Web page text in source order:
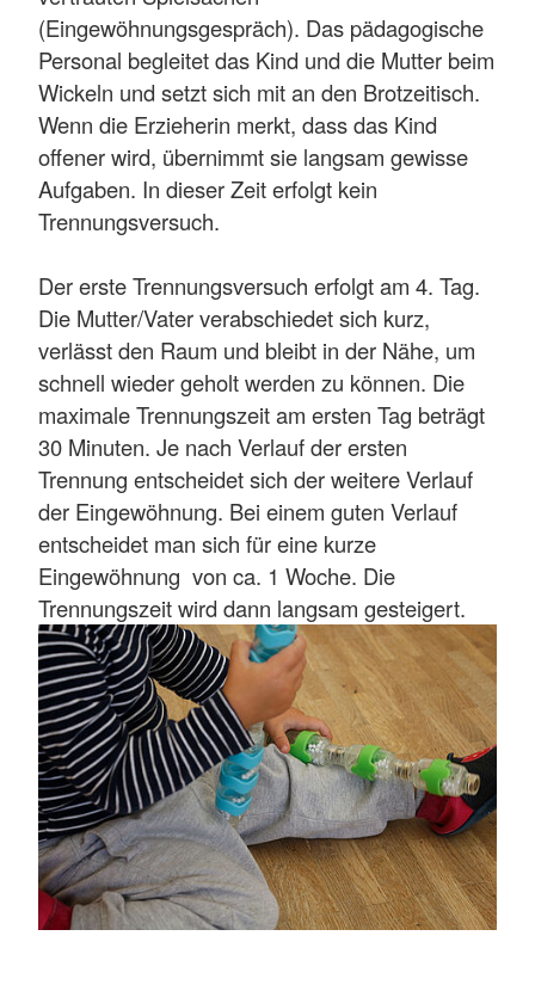
(Eingewöhnungsgespräch). Das pädagogische
Personal begleitet das Kind und die Mutter beim
Wickeln und setzt sich mit an den Brotzeitisch.
Wenn die Erzieherin merkt, dass das Kind
offener wird, übernimmt sie langsam gewisse
Aufgaben. In dieser Zeit erfolgt kein
Trennungsversuch.
Der erste Trennungsversuch erfolgt am 4. Tag.
Die Mutter/Vater verabschiedet sich kurz,
verlässt den Raum und bleibt in der Nähe, um
schnell wieder geholt werden zu können. Die
maximale Trennungszeit am ersten Tag beträgt
30 Minuten. Je nach Verlauf der ersten
Trennung entscheidet sich der weitere Verlauf
der Eingewöhnung. Bei einem guten Verlauf
entscheidet man sich für eine kurze
Eingewöhnung von ca. 1 Woche. Die
Trennungszeit wird dann langsam gesteigert.